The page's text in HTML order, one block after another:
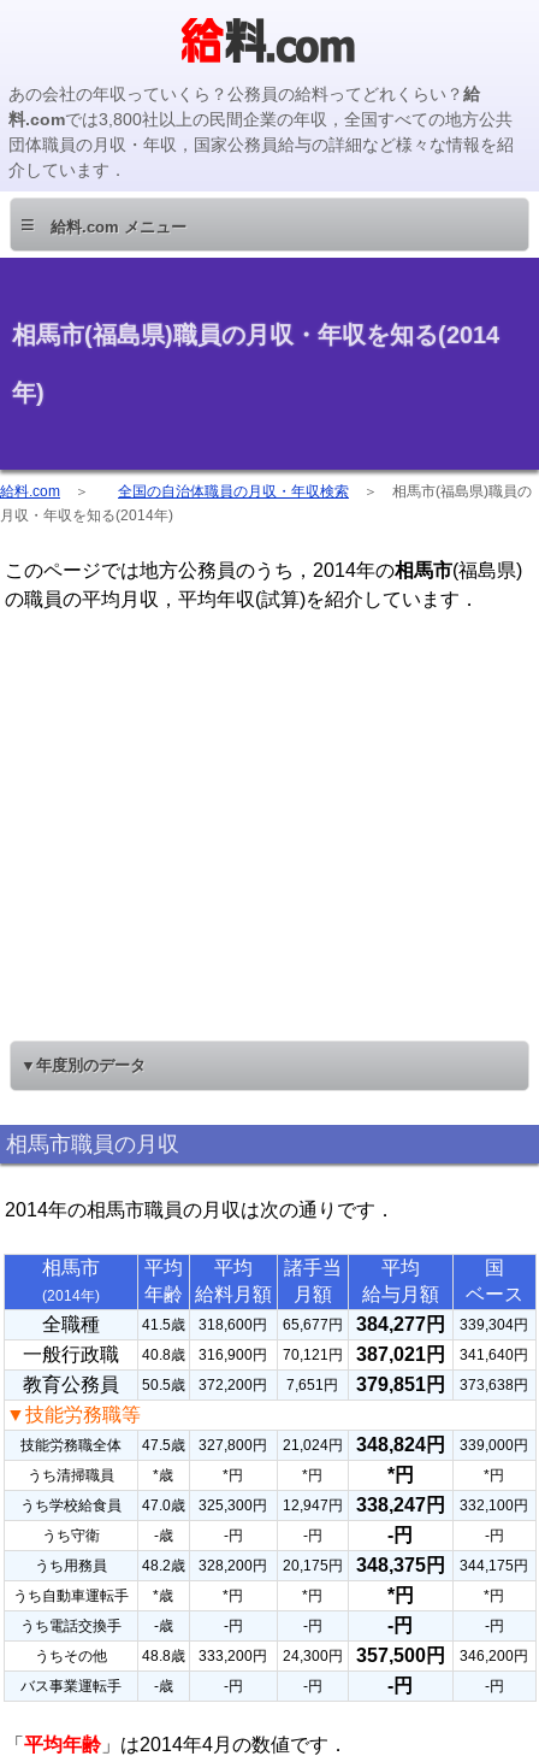
あの会社の年収っていくら？公務員の給料ってどれくらい？給
料.comでは3,800社以上の民間企業の年収，全国すべての地方公共
団体職員の月収・年収，国家公務員給与の詳細など様々な情報を紹
介しています．
≡ 給料.com メニュー
相馬市(福島県)職員の月収・年収を知る(2014
年)
給料.com ＞ 全国の自治体職員の月収・年収検索 ＞ 相馬市(福島県)職員の
月収・年収を知る(2014年)
このページでは地方公務員のうち，2014年の相馬市(福島県)
の職員の平均月収，平均年収(試算)を紹介しています．
▼年度別のデータ
相馬市職員の月収
2014年の相馬市職員の月収は次の通りです．
相馬市
(2014年)
平均
年齢
平均
給料月額
諸手当
月額
平均
給与月額
国
ベース
全職種
41.5歳 318,600円 65,677円 384,277円 339,304円
一般行政職 40.8歳 316,900円 70,121円 387,021円 341,640円
教育公務員 50.5歳 372,200円 7,651円 379,851円 373,638円
▼技能労務職等
技能労務職全体 47.5歳 327,800円 21,024円 348,824円
339,000円
うち清掃職員
*歳 *円 *円 *円
*円
うち学校給食員
47.0歳 325,300円 12,947円 338,247円
332,100円
うち守衛
-歳 -円 -円 -円
-円
うち用務員
48.2歳 328,200円 20,175円 348,375円
344,175円
うち自動車運転手
*歳 *円 *円 *円
*円
うち電話交換手
-歳 -円 -円 -円
-円
うちその他
48.8歳 333,200円 24,300円 357,500円
346,200円
バス事業運転手
-歳 -円 -円 -円 -円
「 平均年齢 」は2014年4月の数値です．